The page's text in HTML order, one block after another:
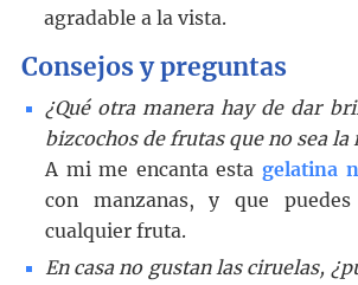
agradable a la vista.
Consejos y preguntas
¿Qué otra manera hay de dar
bizcochos de frutas que no sea la
A mi me encanta estagelatina
con manzanas, y que
cualquier fruta.
En casa no gustan las ciruelas,